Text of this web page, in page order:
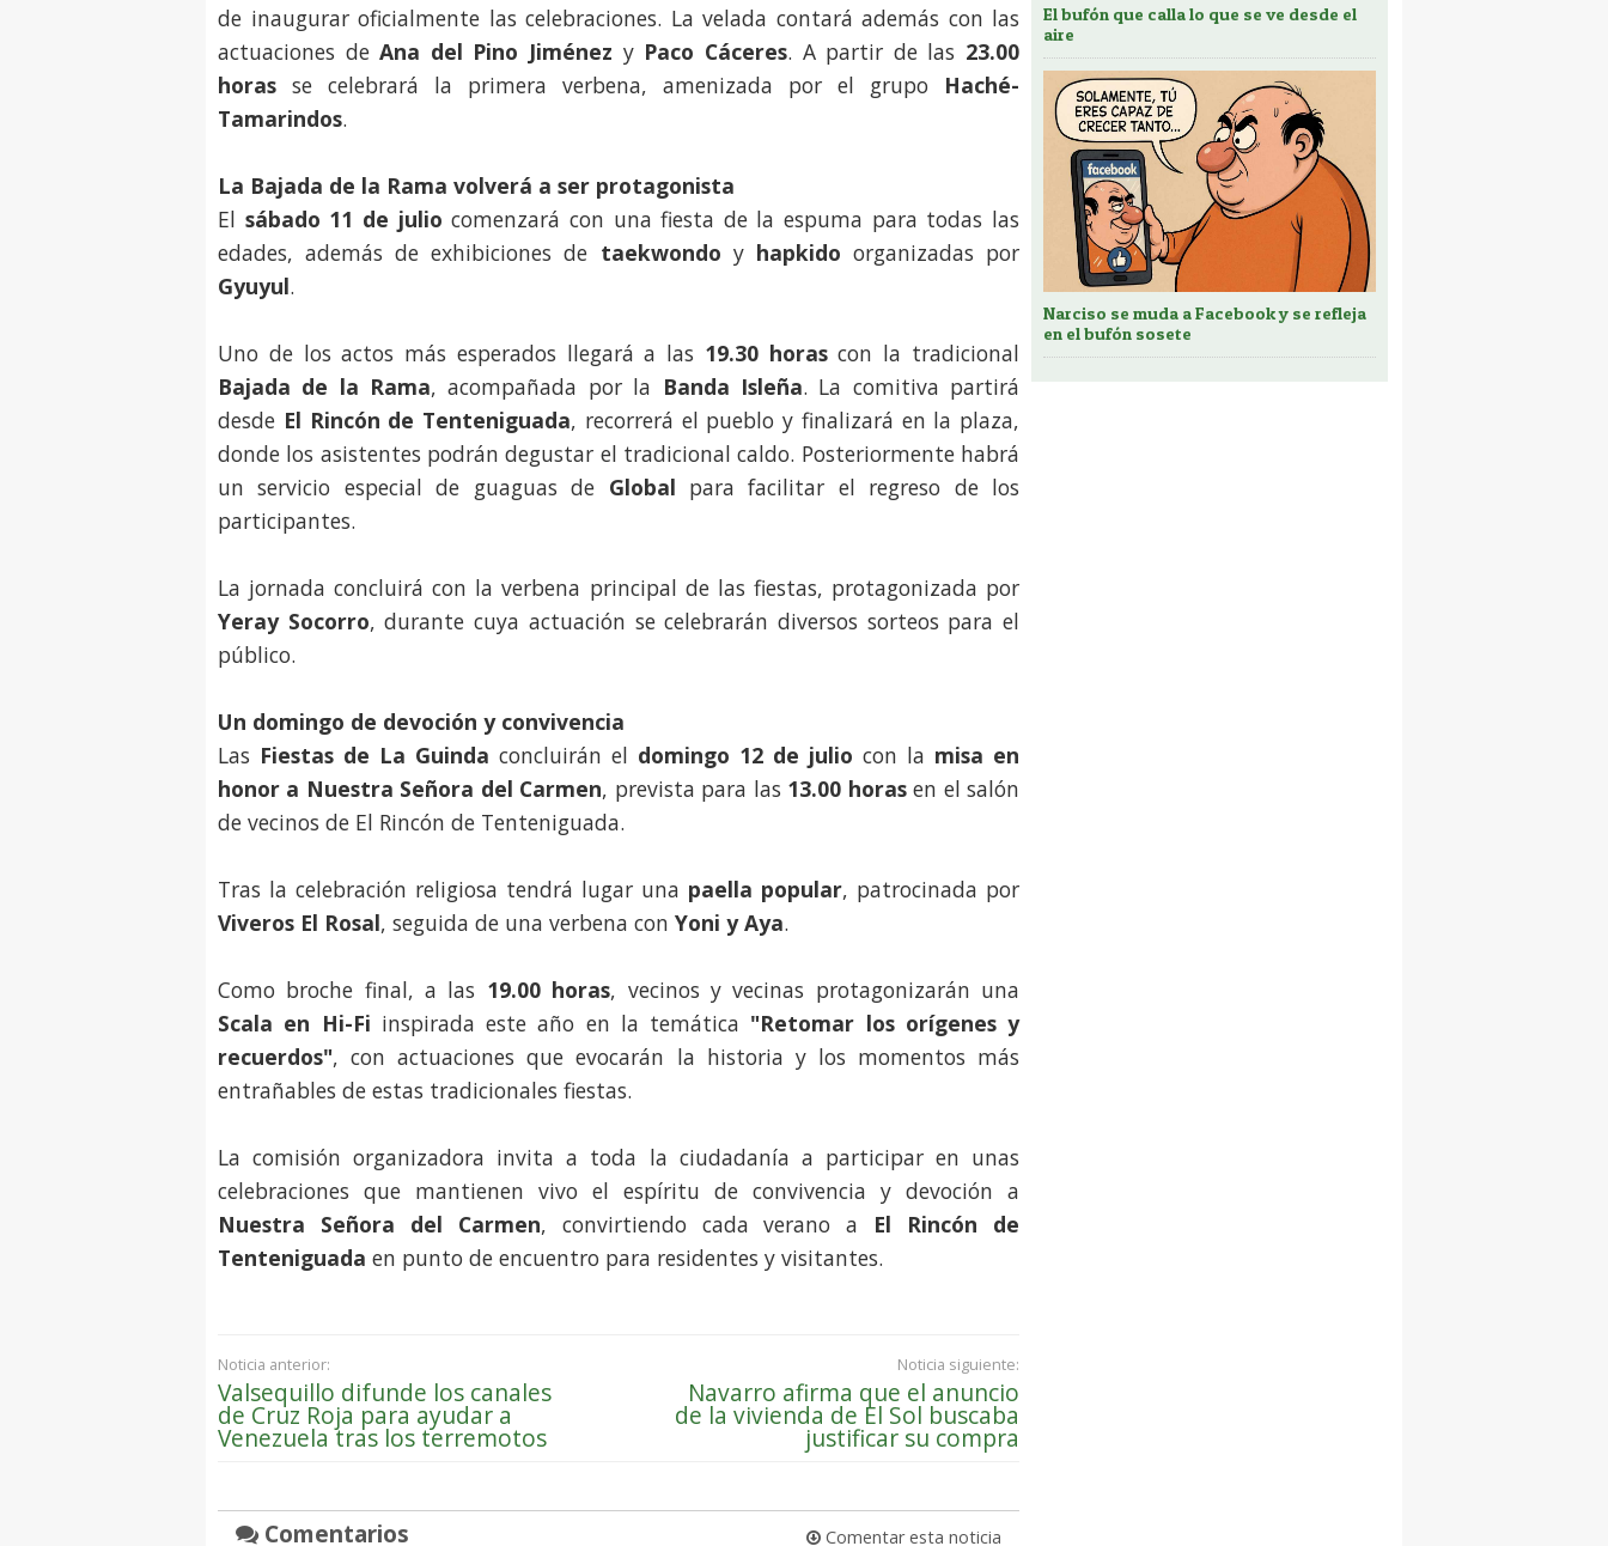
de inaugurar oficialmente las celebraciones. La velada contará además con las
actuaciones deAna del Pino Jiménez y Paco Cáceres. A partir de las 23.00
horas se celebrará la primera verbena, amenizada por el grupo Haché-
Tamarindos.
La Bajada de la Rama volverá a ser protagonista
El sábado 11 de julio comenzará con una fiesta de la espuma para todas las
edades, además de exhibiciones de taekwondo y hapkido organizadas por
Gyuyul.
Uno de los actos más esperados llegará a las 19.30 horascon la tradicional
Bajada de la Rama, acompañada por la Banda Isleña. La comitiva partirá
desde El Rincón de Tenteniguada, recorrerá el pueblo y finalizará en la plaza,
donde los asistentes podrán degustar el tradicional caldo. Posteriormente habrá
un servicio especial de guaguas de Global para facilitar el regreso de los
participantes.
La jornada concluirá con la verbena principal de las fiestas, protagonizada por
Yeray Socorro, durante cuya actuación se celebrarán diversos sorteos para el
público.
Un domingo de devoción y convivencia
Las Fiestas de La Guinda concluirán el domingo 12 de julio con la misa en
honor a Nuestra Señora del Carmen, prevista para las 13.00 horasen el salón
de vecinos de El Rincón de Tenteniguada.
Tras la celebración religiosa tendrá lugar una paella popular, patrocinada por
Viveros El Rosal, seguida de una verbena con Yoni y Aya.
Como broche final, a las 19.00 horas, vecinos y vecinas protagonizarán una
Scala en Hi-Fi inspirada este año en la temática "Retomar los orígenes y
recuerdos", con actuaciones que evocarán la historia y los momentos más
entrañables de estas tradicionales fiestas.
La comisión organizadora invita a toda la ciudadanía a participar en unas
celebraciones que mantienen vivo el espíritu de convivencia y devoción a
Nuestra Señora del Carmen, convirtiendo cada verano a El Rincón de
Tenteniguada en punto de encuentro para residentes y visitantes.
Noticia anterior:
Valsequillo difunde los canales
de Cruz Roja para ayudar a
Venezuela tras los terremotos
Noticia siguiente:
Navarro afirma que el anuncio
de la vivienda de El Sol buscaba
justificar su compra
Comentarios Comentar esta noticia
El bufón que calla lo que se ve desde el
aire
Narciso se muda a Facebook y se refleja
en el bufón sosete